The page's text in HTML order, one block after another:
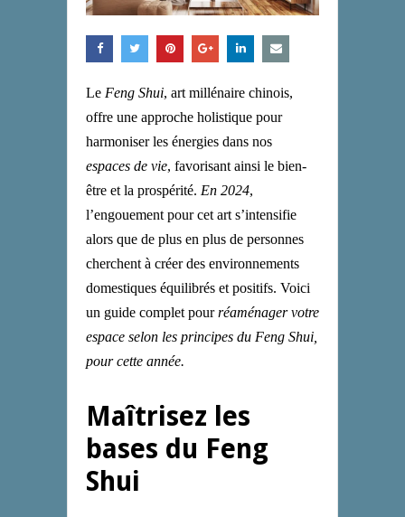
Le Feng Shui, art millénaire chinois,
offre une approche holistique pour
harmoniser les énergies dans nos
espaces de vie, favorisant ainsi le bien-
être et la prospérité. En 2024,
l’engouement pour cet art s’intensifie
alors que de plus en plus de personnes
cherchent à créer des environnements
domestiques équilibrés et positifs. Voici
un guide complet pourréaménager votre
espace selon les principes du Feng Shui,
pourcette année.
Maîtrisez les
bases du Feng
Shui